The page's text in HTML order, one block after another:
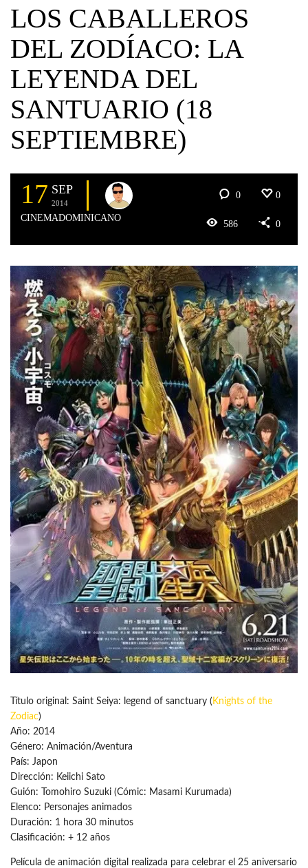
LOS CABALLEROS
DEL ZODÍACO: LA
LEYENDA DEL
SANTUARIO (18
SEPTIEMBRE)
17 SEP
2014
CINEMADOMINICANO
0 0
586 0
Título original: Saint Seiya: legend of sanctuary ( Knights of the
Zodiac)
Año: 2014
Género: Animación/Aventura
País: Japon
Dirección: Keiichi Sato
Guión: Tomohiro Suzuki (Cómic: Masami Kurumada)
Elenco: Personajes animados
Duración: 1 hora 30 minutos
Clasificación: + 12 años
Película de animación digital realizada para celebrar el 25 aniversario